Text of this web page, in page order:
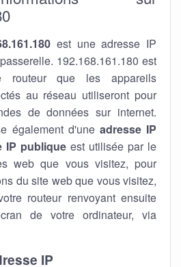
est une adresse IP
192.168.161.180 est
routeur que les appareils
au réseau utiliseront pour
de données sur internet.
également d'une adresse IP
IP publique est utilisée par le
web que vous visitez, pour
du site web que vous visitez,
routeur renvoyant ensuite
de votre ordinateur, via
IP